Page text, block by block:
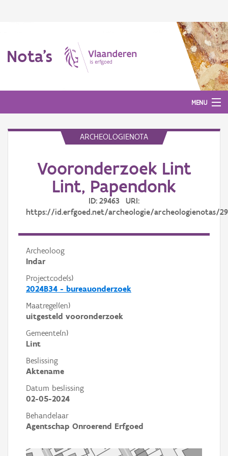
Nota's
MENU
Aanmelden
ARCHEOLOGIENOTA
Vooronderzoek Lint
Lint, Papendonk
ID: 29463 URI:
https://id.erfgoed.net/archeologie/archeologienotas/
Archeoloog
Indar
Projectcode(s)
2024B34 - bureauonderzoek
Maatregel(en)
uitgesteld vooronderzoek
Gemeente(n)
Lint
Beslissing
Aktename
Datum beslissing
02-05-2024
Behandelaar
Agentschap Onroerend Erfgoed